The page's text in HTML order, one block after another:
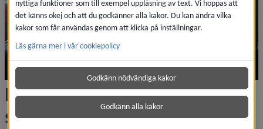
Digitalisering i din vardag –
smarta hemmet
nyttiga funktioner som till exempel uppläsning av text. Vi hoppas att
det känns okej och att du godkänner alla kakor. Du kan ändra vilka
kakor som får användas genom att klicka på inställningar.
Läs gärna mer i vår cookiepolicy
Godkänn nödvändiga kakor
Godkänn alla kakor